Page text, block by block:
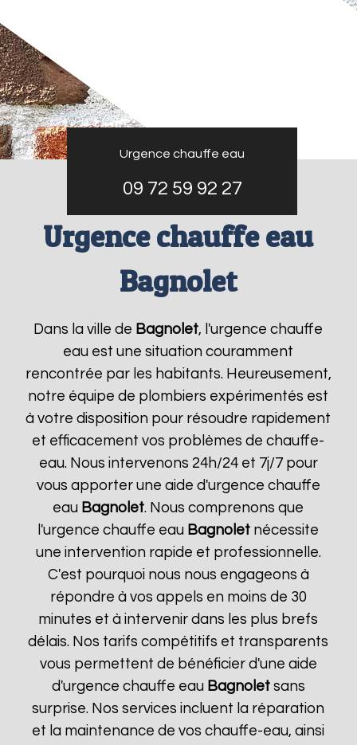
Urgence chauffe eau
09 72 59 92 27
Urgence chauffe eau
Bagnolet
Dans la ville de Bagnolet, l'urgence chauffe
eau est une situation couramment
rencontrée par les habitants. Heureusement,
notre équipe de plombiers expérimentés est
à votre disposition pour résoudre rapidement
et efficacement vos problèmes de chauffe-
eau. Nous intervenons 24h/24 et 7j/7 pour
vous apporter une aide d'urgence chauffe
eau Bagnolet. Nous comprenons que
l'urgence chauffe eau Bagnolet nécessite
une intervention rapide et professionnelle.
C'est pourquoi nous nous engageons à
répondre à vos appels en moins de 30
minutes et à intervenir dans les plus brefs
délais. Nos tarifs compétitifs et transparents
vous permettent de bénéficier d'une aide
d'urgence chauffe eau Bagnoletsans
surprise. Nos services incluent la réparation
et la maintenance de vos chauffe-eau, ainsi